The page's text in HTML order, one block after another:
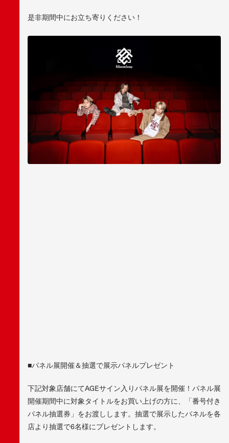
是非期間中にお立ち寄りください！
■パネル展開催＆抽選で展示パネルプレゼント
下記対象店舗にてAGEサイン入りパネル展を開催！パネル展
開催期間中に対象タイトルをお買い上げの方に、「番号付き
パネル抽選券」をお渡しします。抽選で展示したパネルを各
店より抽選で6名様にプレゼントします。